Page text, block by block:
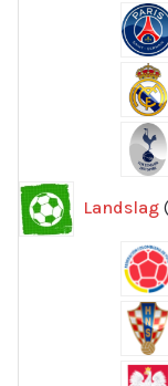
Landslag